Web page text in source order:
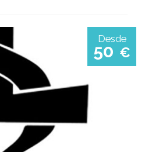
Desde
50 €